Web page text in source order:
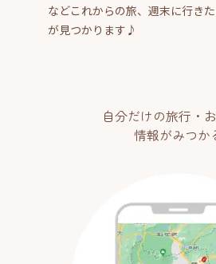
などこれからの旅、週末に行き
が見つかります♪
自分だけの旅行・
情報がみつか